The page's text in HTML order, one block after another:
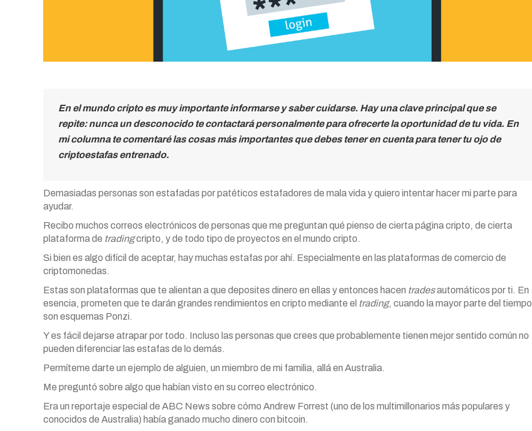
En el mundo cripto es muy importante informarse y saber cuidarse. Hay una clave principal que se
repite: nunca un desconocido te contactará personalmente para ofrecerte la oportunidad de tu vida. En
mi columna te comentaré las cosas más importantes que debes tener en cuenta para tener tu ojo de
criptoestafas entrenado.
Demasiadas personas son estafadas por patéticos estafadores de mala vida y quiero intentar hacer mi parte para
ayudar.
Recibo muchos correos electrónicos de personas que me preguntan qué pienso de cierta página cripto, de cierta
plataforma de tradingcripto, y de todo tipo de proyectos en el mundo cripto.
Si bien es algo difícil de aceptar, hay muchas estafas por ahí. Especialmente en las plataformas de comercio de
criptomonedas.
Estas son plataformas que te alientan a que deposites dinero en ellas y entonces hacen tradesautomáticos por ti. En
esencia, prometen que te darán grandes rendimientos en cripto mediante el trading, cuando la mayor parte del tiempo
son esquemas Ponzi.
Y es fácil dejarse atrapar por todo. Incluso las personas que crees que probablemente tienen mejor sentido común no
pueden diferenciar las estafas de lo demás.
Permíteme darte un ejemplo de alguien, un miembro de mi familia, allá en Australia.
Me preguntó sobre algo que habían visto en su correo electrónico.
Era un reportaje especial de ABC News sobre cómo Andrew Forrest (uno de los multimillonarios más populares y
conocidos de Australia) había ganado mucho dinero con bitcoin.